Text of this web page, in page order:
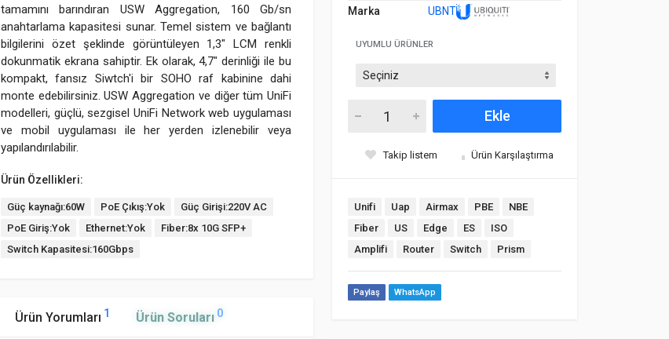
tamamını barındıran USW Aggregation, 160 Gb/sn
anahtarlama kapasitesi sunar. Temel sistem ve bağlantı
bilgilerini özet şeklinde görüntüleyen 1,3" LCM renkli
dokunmatik ekrana sahiptir. Ek olarak, 4,7" derinliği ile bu
kompakt, fansız Siwtch'i bir SOHO raf kabinine dahi
monte edebilirsiniz. USW Aggregation ve diğer tüm UniFi
modelleri, güçlü, sezgisel UniFi Network web uygulaması
ve mobil uygulaması ile her yerden izlenebilir veya
yapılandırılabilir.
Ürün Özellikleri:
Güç kaynağı:60W PoE Çıkış:Yok
Güç Girişi:220V AC
PoE Giriş:Yok
Ethernet:Yok
Fiber:8x 10G SFP+
Switch Kapasitesi:160Gbps
Marka UBNT
UYUMLU ÜRÜNLER
Ekle
Takip listem Ürün Karşılaştırma
Unifi Uap Airmax PBE
NBE
Fiber
US Edge ES
ISO
Amplifi
Router Switch Prism
Paylaş WhatsApp
Ürün Yorumları 1 Ürün Soruları 0